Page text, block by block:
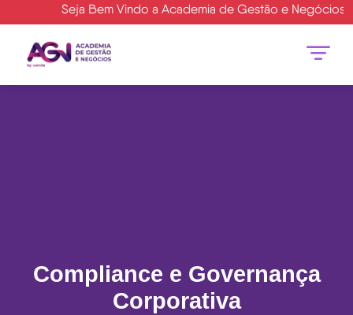
Seja Bem Vindo a Academia de Gestão e Negócios-
Compliance e Governança
Corporativa